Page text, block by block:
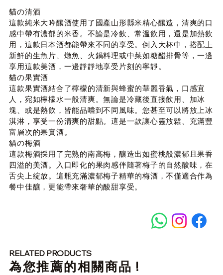
貓の清酒
這款純米大吟釀酒使用了國產山形縣米精心釀造，清爽的口
感中帶有濃郁的米香。不論是冷飲、常溫飲用，還是加熱飲
用，這款日本酒都能帶來不同的享受。倒入大杯中，搭配上
新鮮的生魚片、燉魚、火鍋料理或中菜如糖醋排骨等，一邊
享用這款美酒，一邊靜靜地享受片刻的寧靜。
貓の果實酒
這款果實酒結合了檸檬的清新與蜂蜜的華麗香氣，口感宜
人，宛如檸檬水一般清爽。無論是冷藏後直接飲用、加冰
塊、或是熱飲，皆能品嚐到不同風味。您甚至可以將放上冰
淇淋，享受一份清爽的甜點。這是一款讓心靈放鬆、充滿豐
富層次的果實酒。
貓の梅酒
這款梅酒採用了完熟的南高梅，釀造出如蜜桃般濃郁且果香
四溢的美酒。入口即化的果肉感伴隨著梅子的自然酸味，在
舌尖上綻放。這瓶充滿濃郁梅子精華的梅酒，不僅適合作為
餐中佳釀，更能帶來奢華的酸甜享受。
RELATED PRODUCTS
​為您推薦的相關商品 !